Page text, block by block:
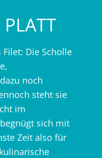
Die Scholle
noch
steht sie
im
sich mit
Zeit also für